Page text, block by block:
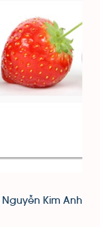
Nguyễn Kim Anh